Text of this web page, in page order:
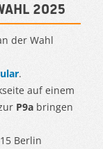
2025
der Wahl
.
auf einem
P9a bringen
Berlin